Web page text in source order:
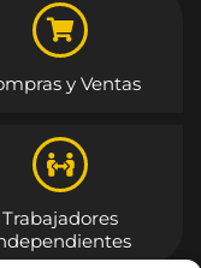
y Ventas
Trabajadores